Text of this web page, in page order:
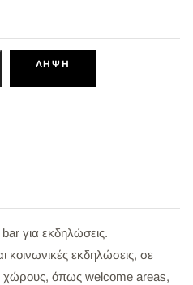
ΛΉΨΗ
για εκδηλώσεις.
κοινωνικές εκδηλώσεις, σε
χώρους, όπως welcome areas,